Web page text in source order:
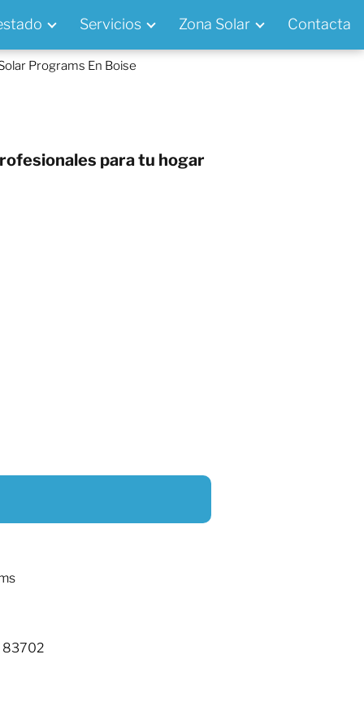
Servicios Zona Solar Contacta
Programs En Boise
para tu hogar
83702